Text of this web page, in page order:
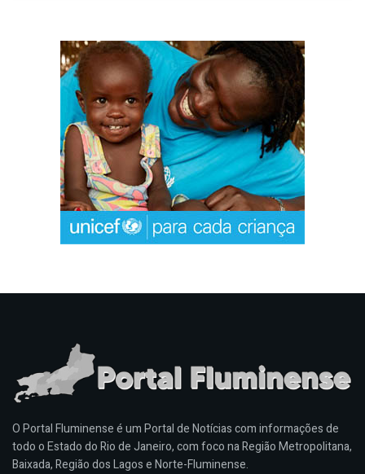
O Portal Fluminense é um Portal de Notícias com informações de
todo o Estado do Rio de Janeiro, com foco na Região Metropolitana,
Baixada, Região dos Lagos e Norte-Fluminense.